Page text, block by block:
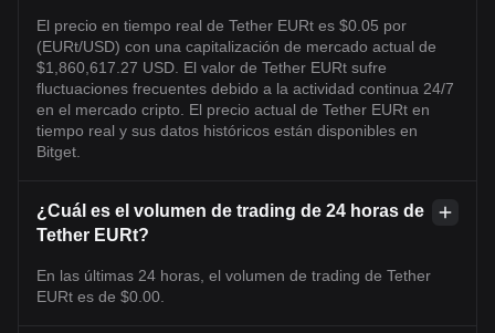
El precio en tiempo real de Tether EURt es $0.05 por
(EURt/USD) con una capitalización de mercado actual de
$1,860,617.27 USD. El valor de Tether EURt sufre
fluctuaciones frecuentes debido a la actividad continua 24/7
en el mercado cripto. El precio actual de Tether EURt en
tiempo real y sus datos históricos están disponibles en
Bitget.
¿Cuál es el volumen de trading de 24 horas de
Tether EURt?
En las últimas 24 horas, el volumen de trading de Tether
EURt es de $0.00.